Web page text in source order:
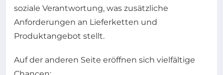
soziale Verantwortung, was zusätzliche
Anforderungen an Lieferketten und
Produktangebot stellt.
Auf der anderen Seite eröffnen sich vielfältige